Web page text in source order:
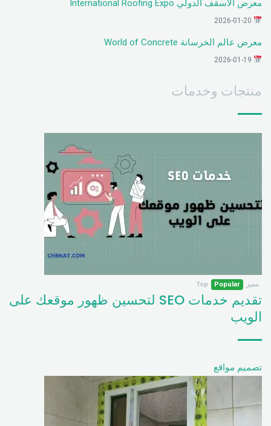
معرض الأسقف الدولي International Roofing Expo
معرض عالم الخرسانة World of Concrete
منتجات وخدمات
مميز Popular
Top
تقديم خدمات SEO لتحسين ظهور موقعك على
الويب
تصميم مواقع